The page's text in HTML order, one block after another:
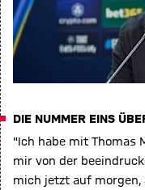
DIE NUMMER EINS
"Ich habe mit Thomas
mir von der
mich jetzt auf